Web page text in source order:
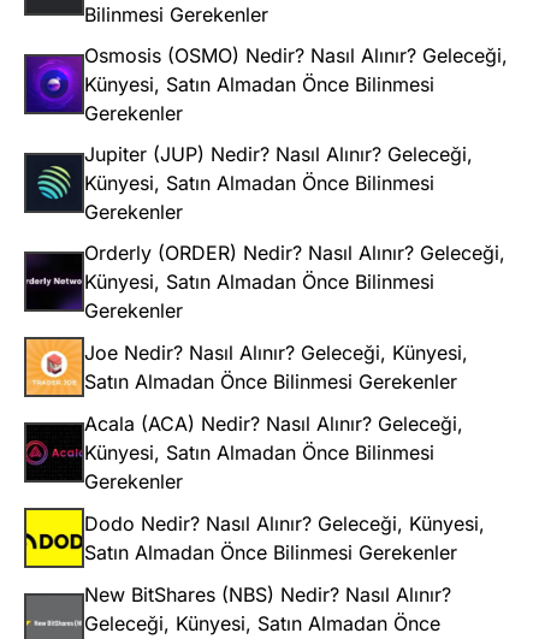
Bilinmesi Gerekenler
Osmosis (OSMO) Nedir? Nasıl Alınır? Geleceği,
Künyesi, Satın Almadan Önce Bilinmesi
Gerekenler
Jupiter (JUP) Nedir? Nasıl Alınır? Geleceği,
Künyesi, Satın Almadan Önce Bilinmesi
Gerekenler
Orderly (ORDER) Nedir? Nasıl Alınır? Geleceği,
Künyesi, Satın Almadan Önce Bilinmesi
Gerekenler
Joe Nedir? Nasıl Alınır? Geleceği, Künyesi,
Satın Almadan Önce Bilinmesi Gerekenler
Acala (ACA) Nedir? Nasıl Alınır? Geleceği,
Künyesi, Satın Almadan Önce Bilinmesi
Gerekenler
Dodo Nedir? Nasıl Alınır? Geleceği, Künyesi,
Satın Almadan Önce Bilinmesi Gerekenler
New BitShares (NBS) Nedir? Nasıl Alınır?
Geleceği, Künyesi, Satın Almadan Önce